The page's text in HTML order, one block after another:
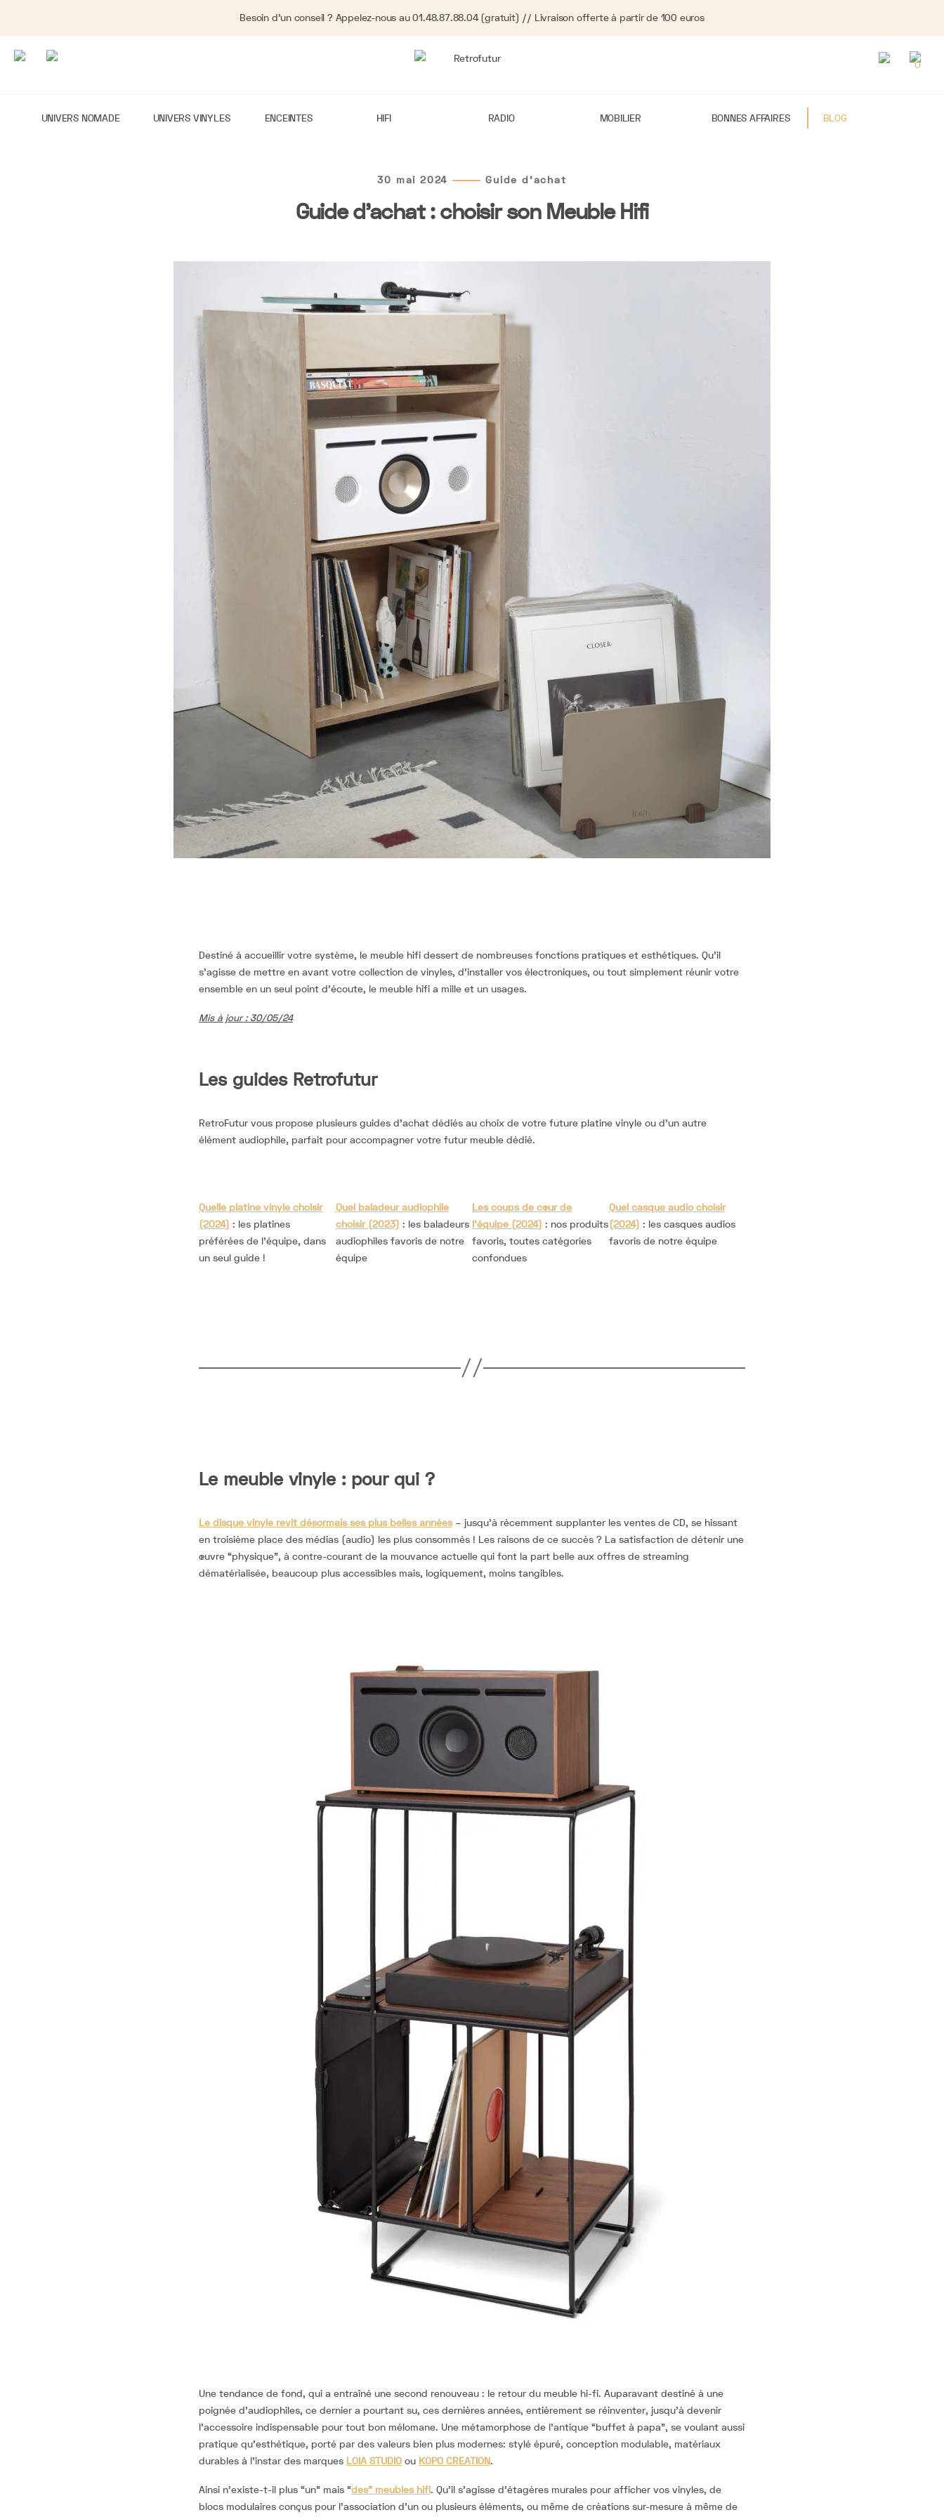
Besoin d'un conseil ? Appelez-nous au 01.48.87.88.04 (gratuit) // Livraison offerte à partir de 100 euros
0
UNIVERS NOMADE UNIVERS VINYLES ENCEINTES HIFI RADIO MOBILIER BONNES AFFAIRES BLOG
30 mai 2024 Guide d'achat
Guide d’achat : choisir son Meuble Hifi
Destiné à accueillir votre système, le meuble hifi dessert de nombreuses fonctions pratiques et esthétiques. Qu’il
s’agisse de mettre en avant votre collection de vinyles, d’installer vos électroniques, ou tout simplement réunir votre
ensemble en un seul point d’écoute, le meuble hifi a mille et un usages.
Mis à jour : 30/05/24
Les guides Retrofutur
RetroFutur vous propose plusieurs guides d’achat dédiés au choix de votre future platine vinyle ou d’un autre
élément audiophile, parfait pour accompagner votre futur meuble dédié.
Quelle platine vinyle choisir
(2024) : les platines
préférées de l’équipe, dans
un seul guide !
Quel baladeur audiophile
choisir (2023) : les baladeurs
audiophiles favoris de notre
équipe
Les coups de cœur de
l’équipe (2024) : nos produits
favoris, toutes catégories
confondues
Quel casque audio choisir
(2024) : les casques audios
favoris de notre équipe
Le meuble vinyle : pour qui ?
Le disque vinyle revit désormais ses plus belles années– jusqu’à récemment supplanter les ventes de CD, se hissant
en troisième place des médias (audio) les plus consommés ! Les raisons de ce succès ? La satisfaction de détenir une
œuvre “physique”, à contre-courant de la mouvance actuelle qui font la part belle aux offres de streaming
dématérialisée, beaucoup plus accessibles mais, logiquement, moins tangibles.
Une tendance de fond, qui a entraîné une second renouveau : le retour du meuble hi-fi. Auparavant destiné à une
poignée d’audiophiles, ce dernier a pourtant su, ces dernières années, entièrement se réinventer, jusqu’à devenir
l’accessoire indispensable pour tout bon mélomane. Une métamorphose de l’antique “buffet à papa”, se voulant aussi
pratique qu’esthétique, porté par des valeurs bien plus modernes: stylé épuré, conception modulable, matériaux
durables à l’instar des marques LOIA STUDIO ou KOPO CREATION.
Ainsi n’existe-t-il plus “un” mais “des” meubles hifi. Qu’il s’agisse d’étagères murales pour afficher vos vinyles, de
blocs modulaires conçus pour l’association d’un ou plusieurs éléments, ou même de créations sur-mesure à même de